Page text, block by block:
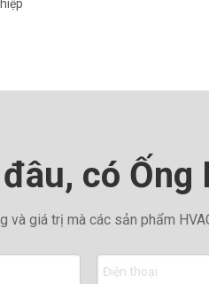
có Ống
giá trị mà các sản phẩm